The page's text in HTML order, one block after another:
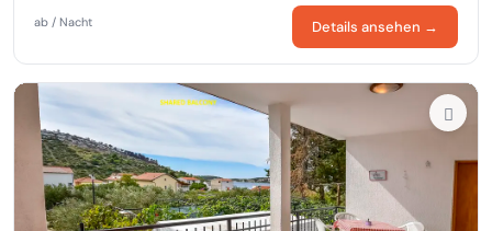
ab / Nacht Details ansehen →